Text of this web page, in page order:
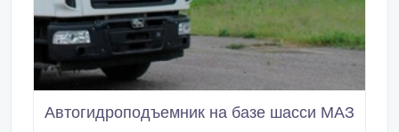
Автогидроподъемник на базе шасси МАЗ